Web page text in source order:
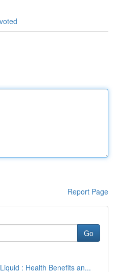
Report Page
Go
: Health Benefits an...